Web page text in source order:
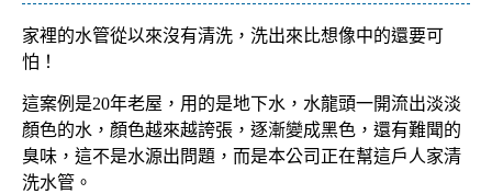
家裡的水管從以來沒有清洗，洗出來比想像中的還要可
怕！
這案例是20年老屋，用的是地下水，水龍頭一開流出淡淡
顏色的水，顏色越來越誇張，逐漸變成黑色，還有難聞的
臭味，這不是水源出問題，而是本公司正在幫這戶人家清
洗水管。